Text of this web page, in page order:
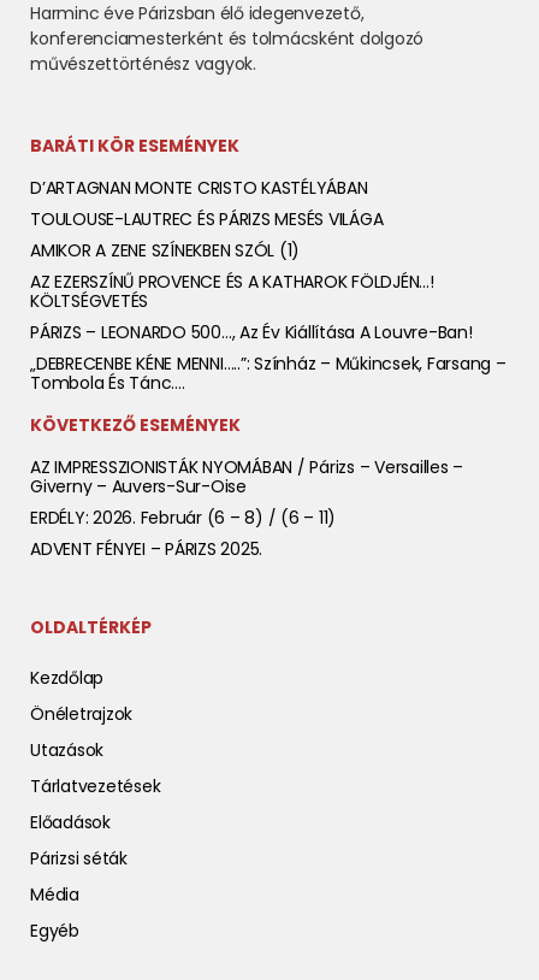
Harminc éve Párizsban élő idegenvezető,
konferenciamesterként és tolmácsként dolgozó
művészettörténész vagyok.
BARÁTI KÖR ESEMÉNYEK
D’ARTAGNAN MONTE CRISTO KASTÉLYÁBAN
TOULOUSE-LAUTREC ÉS PÁRIZS MESÉS VILÁGA
AMIKOR A ZENE SZÍNEKBEN SZÓL (1)
AZ EZERSZÍNŰ PROVENCE ÉS A KATHAROK FÖLDJÉN…!
KÖLTSÉGVETÉS
PÁRIZS – LEONARDO 500…, Az Év Kiállítása A Louvre-Ban!
„DEBRECENBE KÉNE MENNI…..”: Színház – Műkincsek, Farsang –
Tombola És Tánc….
KÖVETKEZŐ ESEMÉNYEK
AZ IMPRESSZIONISTÁK NYOMÁBAN / Párizs – Versailles –
Giverny – Auvers-Sur-Oise
ERDÉLY: 2026. Február (6 – 8) / (6 – 11)
ADVENT FÉNYEI – PÁRIZS 2025.
OLDALTÉRKÉP
Kezdőlap
Önéletrajzok
Utazások
Tárlatvezetések
Előadások
Párizsi séták
Média
Egyéb